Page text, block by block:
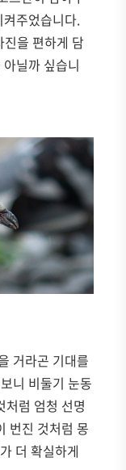
주었습니다.
을 편하게 담
닐까 싶습니
거라곤 기대를
니 비둘기 눈동
처럼 엄청 선명
번진 것처럼 몽
더 확실하게